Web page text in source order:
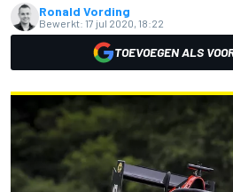
Ronald Vording
Bewerkt: 17 jul 2020, 18:22
TOEVOEGEN ALS